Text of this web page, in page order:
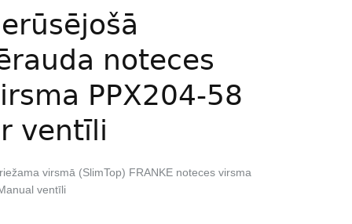
noteces
PPX204-58
ventīli
virsmā (SlimTop) FRANKE noteces virsma
ventīli